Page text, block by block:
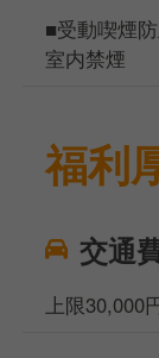
■受動喫煙
室内禁煙
福利
交通
上限30,000